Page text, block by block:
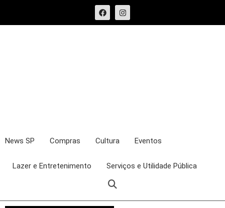
News SP Compras Cultura Eventos
Lazer e Entretenimento Serviços e Utilidade Pública